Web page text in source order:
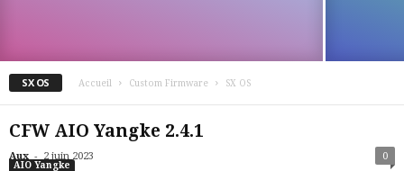
SX OS Accueil Custom Firmware SX OS
CFW AIO Yangke 2.4.1
Aux - 2 juin 2023 0
AIO Yangke